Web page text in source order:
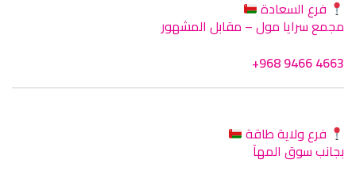
فرع السعادة
مجمع سرايا مول – مقابل المشهور
+968 9466 4663
فرع ولاية طاقة
بجانب سوق المهآ